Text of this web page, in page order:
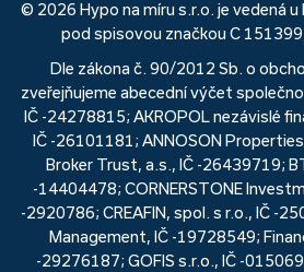
© 2026 Hypo na míru s.r.o. je vedená u
pod spisovou značkou C
Dle zákona č. 90/2012 Sb. o
zveřejňujeme abecední výčet
IČ -24278815; AKROPOL nezávislé
IČ -26101181; ANNOSON
Broker Trust, a.s., IČ -26439719;
-14404478; CORNERSTONE
-2920786; CREAFIN, spol. s r.o., IČ -
Management, IČ -19728549;
-29276187; GOFIS s.r.o., IČ -